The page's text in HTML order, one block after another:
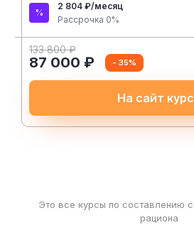
2 804 ₽/месяц
Рассрочка 0%
133 800 ₽
87 000 ₽ - 35%
На сайт
Это все курсы по составлению
рациона